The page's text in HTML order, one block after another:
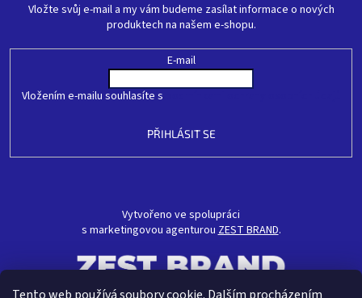
Vložte svůj e-mail a my vám budeme zasílat informace o nových
produktech na našem e-shopu.
E-mail
Vložením e-mailu souhlasíte s
PŘIHLÁSIT SE
Vytvořeno ve spolupráci
s marketingovou agenturouZEST BRAND.